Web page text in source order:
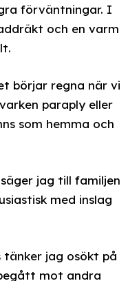
förväntningar. I
och en varm
börjar regna när vi
paraply eller
som hemma och
jag till familjen
med inslag
tänker jag osökt på
mot andra